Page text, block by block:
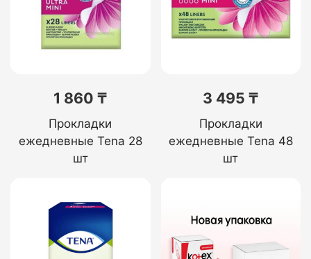
1 860 ₸
Прокладки
ежедневные Tena 28
шт
3 495 ₸
Прокладки
ежедневные Tena 48
шт